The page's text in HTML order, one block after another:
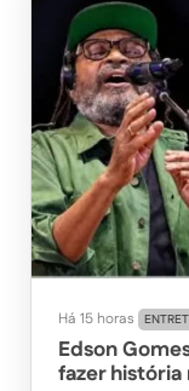
Há 15 horas
Edson
fazer história